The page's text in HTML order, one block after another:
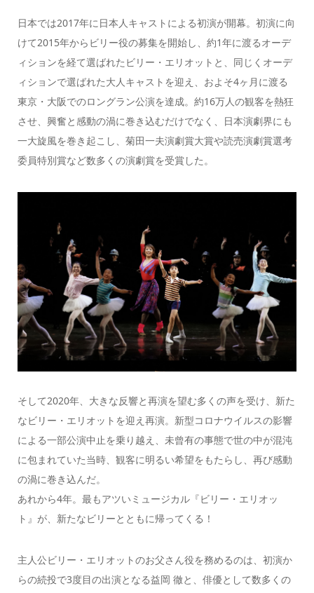
日本では2017年に日本人キャストによる初演が開幕。初演に向
けて2015年からビリー役の募集を開始し、約1年に渡るオーデ
ィションを経て選ばれたビリー・エリオットと、同じくオーデ
ィションで選ばれた大人キャストを迎え、およそ4ヶ月に渡る
東京・大阪でのロングラン公演を達成。約16万人の観客を熱狂
させ、興奮と感動の渦に巻き込むだけでなく、日本演劇界にも
一大旋風を巻き起こし、菊田一夫演劇賞大賞や読売演劇賞選考
委員特別賞など数多くの演劇賞を受賞した。
そして2020年、大きな反響と再演を望む多くの声を受け、新た
なビリー・エリオットを迎え再演。新型コロナウイルスの影響
による一部公演中止を乗り越え、未曾有の事態で世の中が混沌
に包まれていた当時、観客に明るい希望をもたらし、再び感動
の渦に巻き込んだ。
あれから4年。最もアツいミュージカル『ビリー・エリオッ
ト』が、新たなビリーとともに帰ってくる！
主人公ビリー・エリオットのお父さん役を務めるのは、初演か
らの続投で3度目の出演となる益岡 徹と、俳優として数多くの